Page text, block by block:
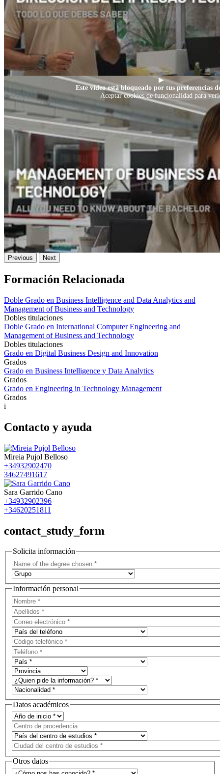
▶
Este vídeo está bloqueado por tus preferencias
Aceptar cookies de funcionalidad para
Previous Next
Formación Relacionada
Doble Grado en Business Intelligence and Data Analytics and
Management of Business and Technology
Dobles titulaciones
Doble Grado en International Computer Engineering and
Management of Business and Technology
Dobles titulaciones
Grado en Digital Business Design and Innovation
Grados
Grado en Business Intelligence y Data Analytics
Grados
Grado en Engineering in Technology Management
Grados
i
Contacto y ayuda
Mireia Pujol Belloso
+34932902470
34627491617
Sara Garrido Cano
+34932902396
+34620251811
contact_study_form
Solicita información
Información personal
Datos académicos
Otros datos